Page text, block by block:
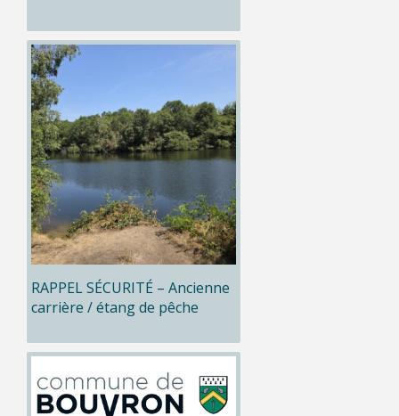
RAPPEL SÉCURITÉ – Ancienne
carrière / étang de pêche